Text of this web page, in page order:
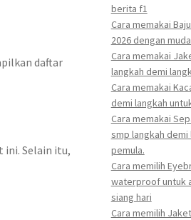
daftar
ini. Selain itu,
berita f1
Cara memakai
2026 dengan
Cara memakai
langkah demi
Cara memakai
demi langkah
Cara memakai
smp langkah demi
pemula.
Cara memilih
waterproof untuk
siang hari
Cara memilih